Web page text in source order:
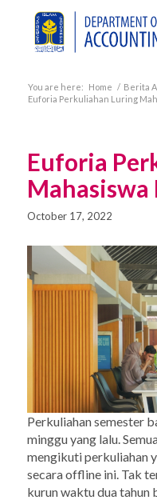
You are here: Home / Berita
Euforia Perkuliahan Luring
Euforia
Mahasiswa
October 17, 2022
Perkuliahan semester
minggu yang lalu.
mengikuti perkuliahan
secara offline ini. Tak
kurun waktu dua tahun